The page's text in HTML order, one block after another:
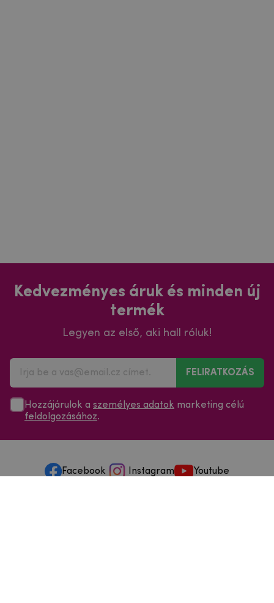
Kedvezményes áruk és minden új
termék
Legyen az első, aki hall róluk!
FELIRATKOZÁS
Hozzájárulok a személyes adatok marketing célú
feldolgozásához.
Facebook Instagram Youtube